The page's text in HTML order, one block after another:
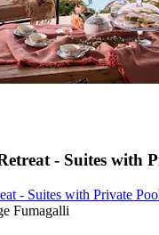
- Suites with
- Suites with Private
Fumagalli